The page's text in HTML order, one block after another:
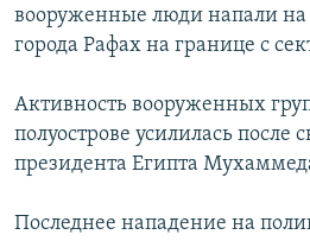
вооруженные люди напали на
города Рафах на границе с
Активность вооруженных
полуострове усилилась после
президента Египта
Последнее нападение на